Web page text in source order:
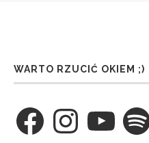
WARTO RZUCIĆ OKIEM ;)
FacebookInstagramYouTube Spotify